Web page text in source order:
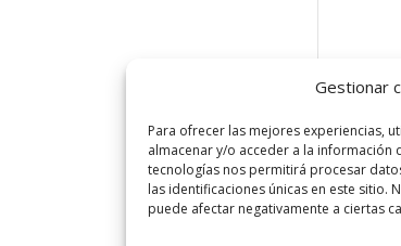
Gestionar
Para ofrecer las mejores experiencias,
almacenar y/o acceder a la información
tecnologías nos permitirá procesar
las identificaciones únicas en este sitio.
puede afectar negativamente a ciertas
2025Lampista Barcelona. Todos
Aviso Legal
Política de privacidad